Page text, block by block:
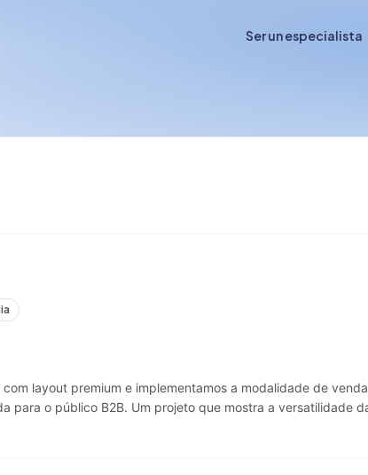
Ser un especialista
layout premium e implementamos a modalidade de
o público B2B. Um projeto que mostra a versatilidade